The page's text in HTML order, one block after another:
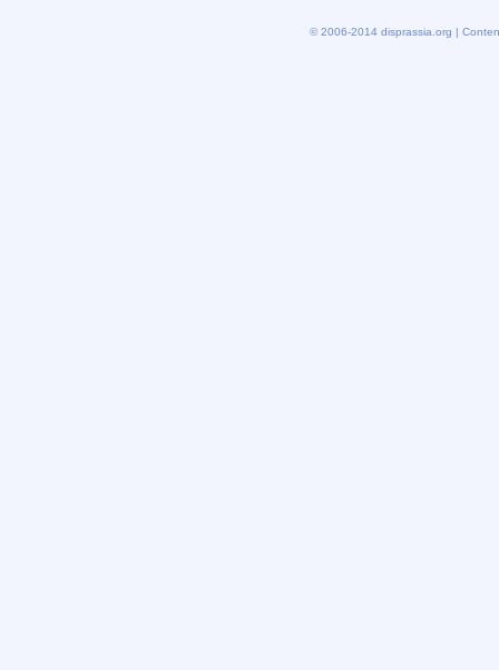
© 2006-2014 disprassia.org |